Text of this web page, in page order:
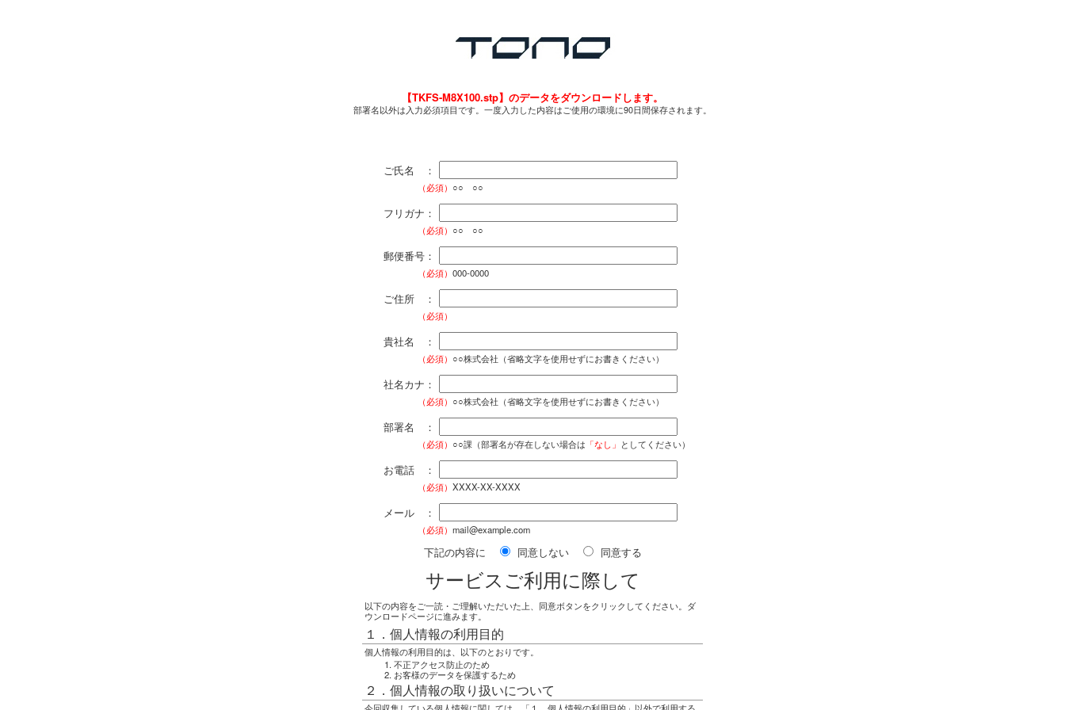
【TKFS-M8X100.stp】のデータをダウンロードします。
部署名以外は入力必須項目です。一度入力した内容はご使用の環境に90日間保存されます。
ご氏名 ：
（必須） ○○ ○○
フリガナ：
（必須） ○○ ○○
郵便番号：
（必須） 000-0000
ご住所 ：
（必須）
貴社名 ：
（必須） ○○株式会社（省略文字を使用せずにお書きください）
社名カナ：
（必須） ○○株式会社（省略文字を使用せずにお書きください）
部署名 ：
（必須） ○○課（部署名が存在しない場合は 「なし」 としてください）
お電話 ：
（必須） XXXX-XX-XXXX
メール ：
（必須） mail@example.com
下記の内容に 同意しない 同意する
サービスご利用に際して
以下の内容をご一読・ご理解いただいた上、同意ボタンをクリックしてください。ダ
ウンロードページに進みます。
１．個人情報の利用目的
個人情報の利用目的は、以下のとおりです。
不正アクセス防止のため
お客様のデータを保護するため
２．個人情報の取り扱いについて